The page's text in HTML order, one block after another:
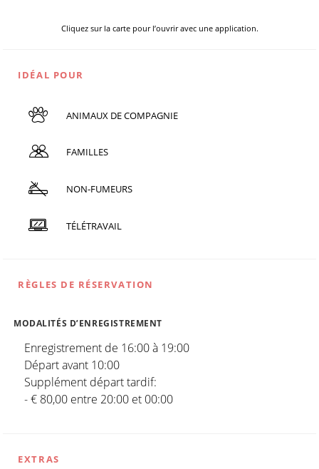
Cliquez sur la carte pour l’ouvrir avec une application.
IDÉAL POUR
ANIMAUX DE COMPAGNIE
FAMILLES
NON-FUMEURS
TÉLÉTRAVAIL
RÈGLES DE RÉSERVATION
MODALITÉS D’ENREGISTREMENT
Enregistrement de 16:00 à 19:00
Départ avant 10:00
Supplément départ tardif:
- € 80,00 entre 20:00 et 00:00
EXTRAS